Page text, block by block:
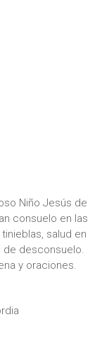
Niño Jesús de
consuelo en las
salud en
de desconsuelo.
y oraciones.